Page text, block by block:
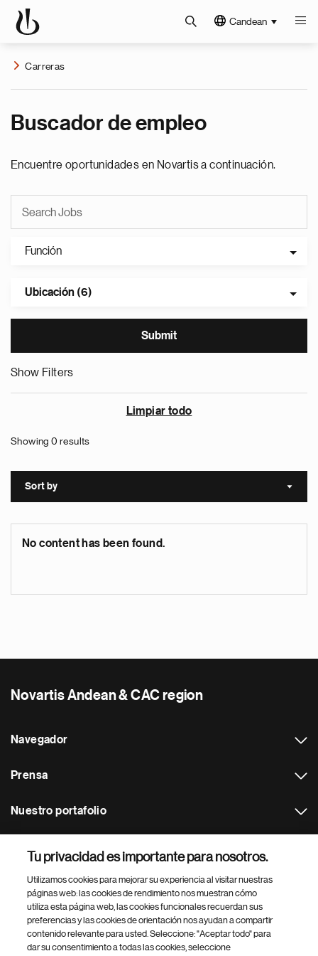
Candean
Carreras
Buscador de empleo
Encuentre oportunidades en Novartis a continuación.
Función
Ubicación (6)
Show Filters
Limpiar todo
Showing 0 results
Sort by Sort
No content has been found.
Novartis Andean & CAC region
Navegador
Prensa
Nuestro portafolio
Footer Site Search
Tu privacidad es importante para nosotros.
Utilizamos cookies para mejorar su experiencia al visitar nuestras
páginas web: las cookies de rendimiento nos muestran cómo
utiliza esta página web, las cookies funcionales recuerdan sus
preferencias y las cookies de orientación nos ayudan a compartir
contenido relevante para usted. Seleccione: "Aceptar todo" para
dar su consentimiento a todas las cookies, seleccione